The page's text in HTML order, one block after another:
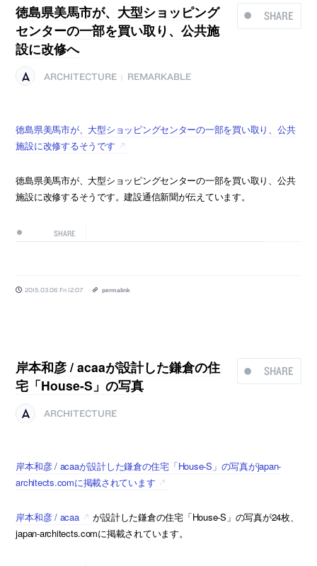
SHARE
徳島県美馬市が、大型ショッピング
センターの一部を買い取り、公共施
設に改修へ
ARCHITECTURE REMARKABLE
徳島県美馬市が、大型ショッピングセンターの一部を買い取り、公共
施設に改修するそうです
徳島県美馬市が、大型ショッピングセンターの一部を買い取り、公共
施設に改修するそうです。建設通信新聞が伝えています。
SHARE
2015.03.06 Fri 12:07 permalink
SHARE
岸本和彦 / acaaが設計した鎌倉の住
宅「House-S」の写真
ARCHITECTURE
岸本和彦 / acaaが設計した鎌倉の住宅「House-S」の写真がjapan-
architects.comに掲載されています
岸本和彦 / acaa
が設計した鎌倉の住宅「House-S」の写真が24枚、
japan-architects.comに掲載されています。